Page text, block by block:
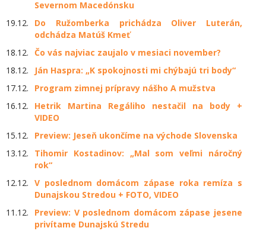
Severnom Macedónsku
19.12.
Do Ružomberka prichádza Oliver Luterán,
odchádza Matúš Kmeť
18.12. ​Čo vás najviac zaujalo v mesiaci november?
18.12.
Ján Haspra: „K spokojnosti mi chýbajú tri body“
17.12.
Program zimnej prípravy nášho A mužstva
16.12.
Hetrik Martina Regáliho nestačil na body +
VIDEO
15.12.
Preview: Jeseň ukončíme na východe Slovenska
13.12.
Tihomir Kostadinov: „Mal som veľmi náročný
rok“
12.12. V poslednom domácom zápase roka remíza s
Dunajskou Stredou + FOTO, VIDEO
11.12.
Preview: V poslednom domácom zápase jesene
privítame Dunajskú Stredu